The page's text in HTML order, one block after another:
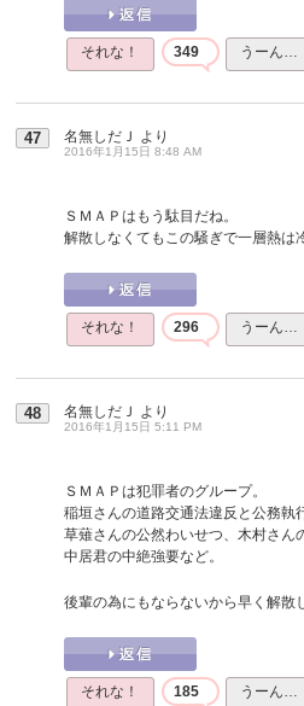
それな！ 349 うーん…
47 名無しだＪ より
2016年1月15日 8:48 AM
ＳＭＡＰはもう駄目だね。
解散しなくてもこの騒ぎで一層熱は
それな！ 296 うーん…
48 名無しだＪ より
2016年1月15日 5:11 PM
ＳＭＡＰは犯罪者のグループ。
稲垣さんの道路交通法違反と公務執
草薙さんの公然わいせつ、木村さん
中居君の中絶強要など。
後輩の為にもならないから早く解散
それな！ 185 うーん…